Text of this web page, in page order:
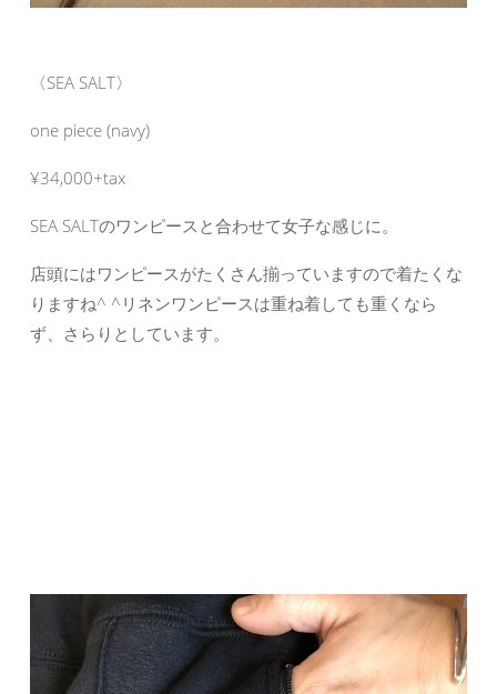
〈SEA SALT〉
one piece (navy)
¥34,000+tax
SEA SALTのワンピースと合わせて女子な感じに。
店頭にはワンピースがたくさん揃っていますので着たくな
りますね^ ^リネンワンピースは重ね着しても重くなら
ず、さらりとしています。